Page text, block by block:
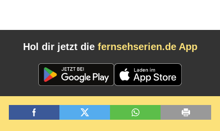
Hol dir jetzt die fernsehserien.de App